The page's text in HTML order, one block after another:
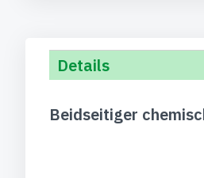
Details
Beidseitiger